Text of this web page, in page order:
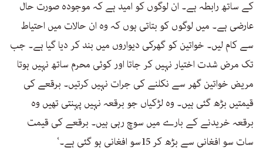
کے ساتھ رابطہ ہے۔ ان لوگوں کو امید ہے کہ موجودہ صورت حال
عارضی ہے۔ میں لوگوں کو بتاتی ہوں کہ وہ ان حالات میں احتیاط
سے کام لیں۔ خواتین کو گھرکی دیواروں میں بند کر دیا گیا ہے۔ جب
تک مرض شدت اختیار نہیں کر جاتا اور کوئی محرم ساتھ نہیں ہوتا
مریض خواتین گھر سے نکلنے کی جرات نہیں کرتیں۔ برقعے کی
قیمتیں بڑھ گئی ہیں۔ وہ لڑکیاں جو برقعہ نہیں پہنتی تھیں وہ
برقعہ خریدنے کے بارے میں سوچ رہی ہیں۔ برقعے کی قیمت
سات سو افغانی سے بڑھ کر 15سو افغانی ہو گئی ہے۔‘